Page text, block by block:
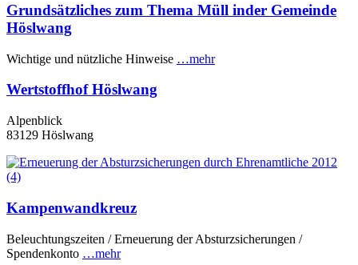
Grundsätzliches zum Thema Müll inder Gemeinde
Höslwang
Wichtige und nützliche Hinweise …mehr
Wertstoffhof Höslwang
Alpenblick
83129 Höslwang
Kampenwandkreuz
Beleuchtungszeiten / Erneuerung der Absturzsicherungen /
Spendenkonto …mehr